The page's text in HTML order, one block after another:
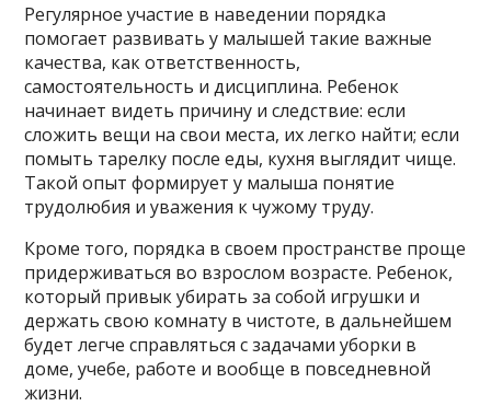
Регулярное участие в наведении порядка
помогает развивать у малышей такие важные
качества, как ответственность,
самостоятельность и дисциплина. Ребенок
начинает видеть причину и следствие: если
сложить вещи на свои места, их легко найти; если
помыть тарелку после еды, кухня выглядит чище.
Такой опыт формирует у малыша понятие
трудолюбия и уважения к чужому труду.
Кроме того, порядка в своем пространстве проще
придерживаться во взрослом возрасте. Ребенок,
который привык убирать за собой игрушки и
держать свою комнату в чистоте, в дальнейшем
будет легче справляться с задачами уборки в
доме, учебе, работе и вообще в повседневной
жизни.